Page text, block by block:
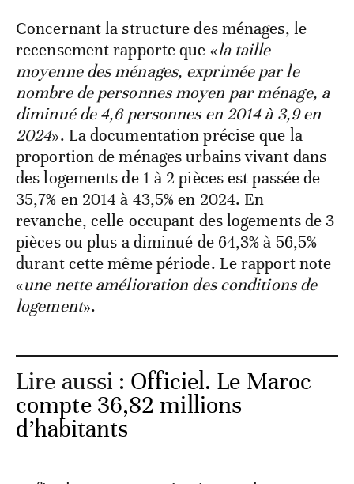
Concernant la structure des ménages, le
recensement rapporte que «la taille
moyenne des ménages, exprimée par le
nombre de personnes moyen par ménage, a
diminué de 4,6 personnes en 2014 à 3,9 en
2024». La documentation précise que la
proportion de ménages urbains vivant dans
des logements de 1 à 2 pièces est passée de
35,7% en 2014 à 43,5% en 2024. En
revanche, celle occupant des logements de 3
pièces ou plus a diminué de 64,3% à 56,5%
durant cette même période. Le rapport note
«une nette amélioration des conditions de
logement».
Lire aussi : Officiel. Le Maroc
compte 36,82 millions
d’habitants